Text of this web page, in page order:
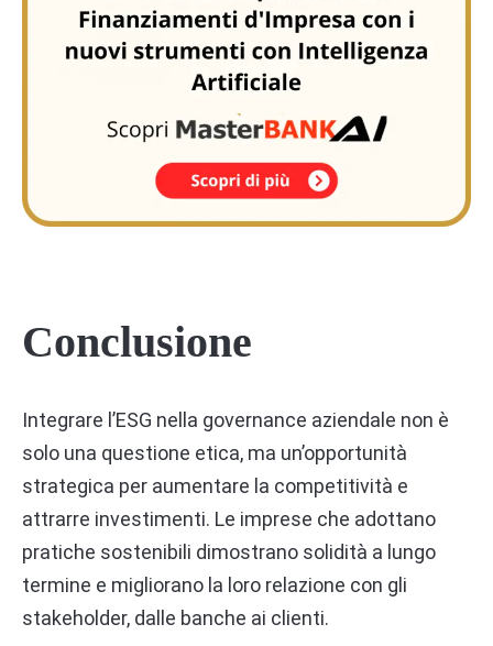
Conclusione
Integrare l’ESG nella governance aziendale non è
solo una questione etica, ma un’opportunità
strategica per aumentare la competitività e
attrarre investimenti. Le imprese che adottano
pratiche sostenibili dimostrano solidità a lungo
termine e migliorano la loro relazione con gli
stakeholder, dalle banche ai clienti.